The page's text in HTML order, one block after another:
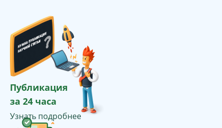
Публикация
за 24 часа
Узнать подробнее